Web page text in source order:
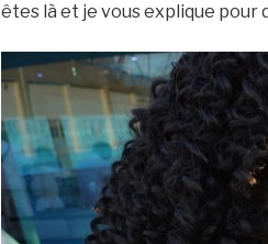
êtes là et je vous explique pour